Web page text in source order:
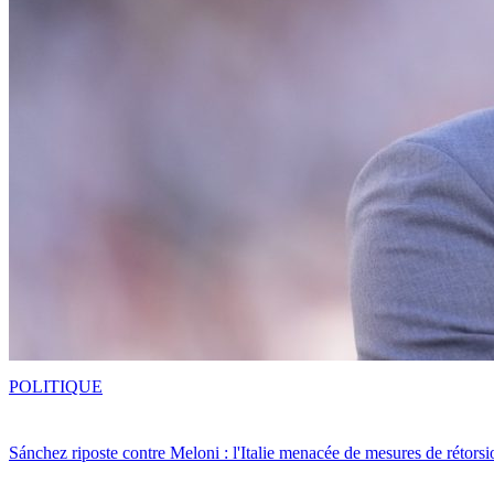
Sánchez riposte contre Meloni : l'Italie menacée de mesures de
POLITIQUE